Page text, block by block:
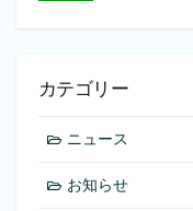
カテゴリー
ニュース
お知らせ